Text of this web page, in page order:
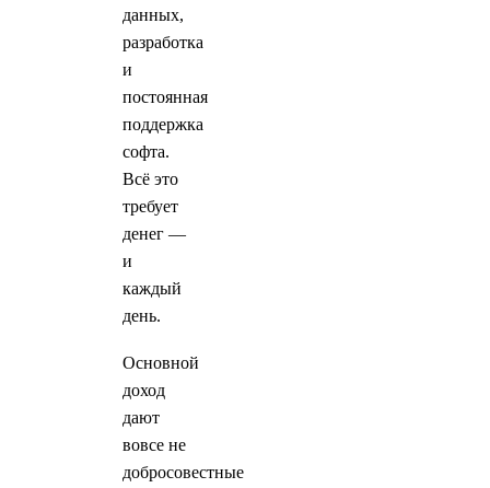
данных,
разработка
и
постоянная
поддержка
софта.
Всё это
требует
денег —
и
каждый
день.
Основной
доход
дают
вовсе не
добросовестные